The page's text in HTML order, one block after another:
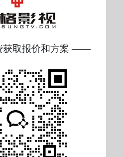
取报价和方案 ——